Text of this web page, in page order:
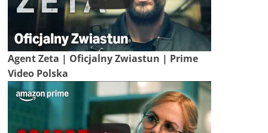
Agent Zeta | Oficjalny Zwiastun | Prime
Video Polska